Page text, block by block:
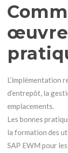
L’implémentation
d’entrepôt, la
emplacements.
Les bonnes
la formation des
SAP EWM pour